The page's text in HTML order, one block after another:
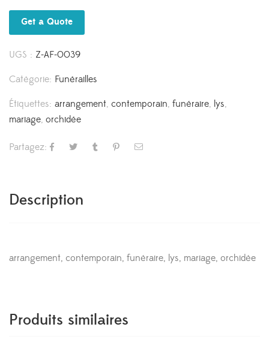
Get a Quote
UGS : Z-AF-0039
Catégorie: Funérailles
Étiquettes: arrangement, contemporain, funéraire, lys,
mariage, orchidée
Partagez:
Description
arrangement, contemporain, funéraire, lys, mariage, orchidée
Produits similaires